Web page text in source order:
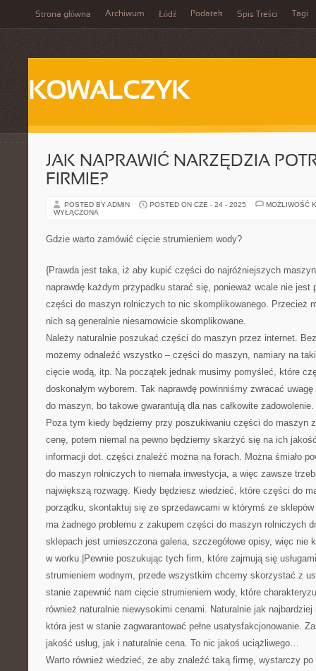
Strona główna Archiwum Łódź Podatek Spis Treści Tagi
KOWALCZYK
JAK NAPRAWIĆ NARZĘDZIA
FIRMIE?
POSTED BY ADMIN POSTED ON CZE - 24 - 2025
MOŻLIWOŚĆ
WYŁĄCZONA
Gdzie warto zamówić cięcie strumieniem wody?
{Prawda jest taka, iż aby kupić części do najróżniejszych
naprawdę każdym przypadku starać się, ponieważ wcale nie jest
części do maszyn rolniczych to nic skomplikowanego. Przecież
nich są generalnie niesamowicie skomplikowane.
Należy naturalnie poszukać części do maszyn przez internet.
możemy odnaleźć wszystko – części do maszyn, namiary na
cięcie wodą, itp. Na początek jednak musimy pomyśleć, które
doskonałym wyborem. Tak naprawdę powinniśmy zwracać
do maszyn, bo takowe gwarantują dla nas całkowite zadowolenie.
Poza tym kiedy będziemy przy poszukiwaniu części do maszyn
cenę, potem niemal na pewno będziemy skarżyć się na ich
informacji dot. części znaleźć można na forach. Można śmiało
do maszyn rolniczych to niemała inwestycja, a więc zawsze
największą rozwagę. Kiedy będziesz wiedzieć, które części do
porządku, skontaktuj się ze sprzedawcami w którymś ze
ma żadnego problemu z zakupem części do maszyn rolniczych
sklepach jest umieszczona galeria, szczegółowe opisy, więc nie
w worku.|Pewnie poszukując tych firm, które zajmują się
strumieniem wodnym, przede wszystkim chcemy skorzystać z
stanie zapewnić nam cięcie strumieniem wody, które
również naturalnie niewysokimi cenami. Naturalnie jak
która jest w stanie zagwarantować pełne usatysfakcjonowanie.
jakość usług, jak i naturalnie cena. To nic jakoś uciążliwego…
Warto również wiedzieć, że aby znaleźć taką firmę, wystarczy po